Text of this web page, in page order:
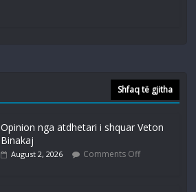
Shfaq të gjitha
Opinion nga atdhetari i shquar Veton
Binakaj
August 2, 2026 Comments Off